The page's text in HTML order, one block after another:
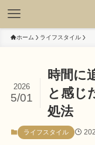
ホーム ライフスタイル
時間に
と感じ
処法
2026
5/01
ライフスタイル